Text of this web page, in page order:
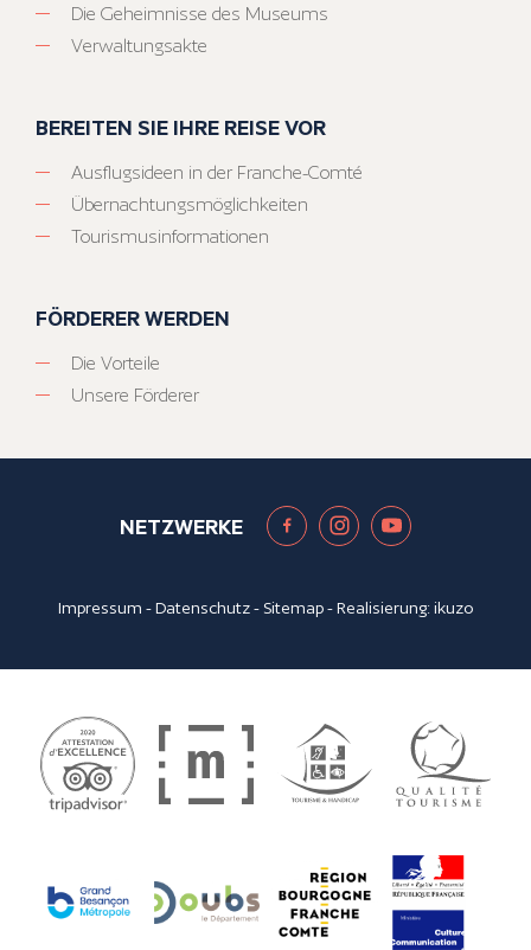
Die Geheimnisse des Museums
Verwaltungsakte
BEREITEN SIE IHRE REISE VOR
Ausflugsideen in der Franche-Comté
Übernachtungsmöglichkeiten
Tourismusinformationen
FÖRDERER WERDEN
Die Vorteile
Unsere Förderer
NETZWERKE
Impressum -Datenschutz- Sitemap- Realisierung:ikuzo